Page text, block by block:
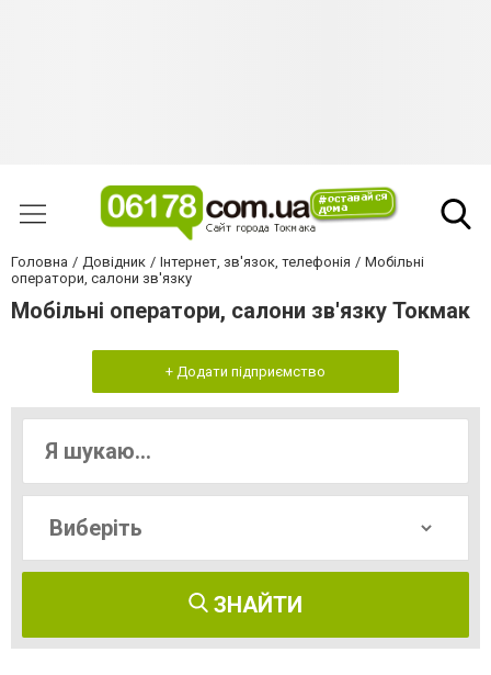
Головна Довідник Інтернет, зв'язок, телефонія
Мобільні
оператори, салони зв'язку
Мобільні оператори, салони зв'язку Токмак
+ Додати підприємство
ЗНАЙТИ